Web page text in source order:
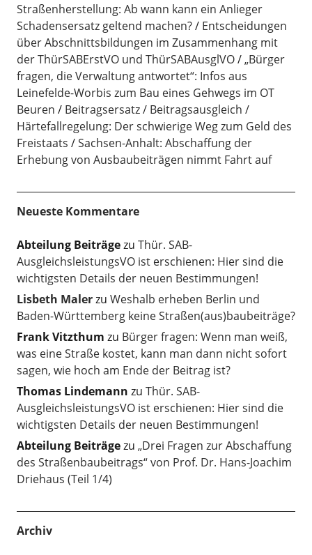
Straßenherstellung: Ab wann kann ein Anlieger
Schadensersatz geltend machen?
Entscheidungen
über Abschnittsbildungen im Zusammenhang mit
der ThürSABErstVO und ThürSABAusglVO
„Bürger
fragen, die Verwaltung antwortet“: Infos aus
Leinefelde-Worbis zum Bau eines Gehwegs im OT
Beuren
Beitragsersatz / Beitragsausgleich /
Härtefallregelung: Der schwierige Weg zum Geld des
Freistaats
Sachsen-Anhalt: Abschaffung der
Erhebung von Ausbaubeiträgen nimmt Fahrt auf
Neueste Kommentare
Abteilung Beiträgezu Thür. SAB-
AusgleichsleistungsVO ist erschienen: Hier sind die
wichtigsten Details der neuen Bestimmungen!
Lisbeth Malerzu Weshalb erheben Berlin und
Baden-Württemberg keine Straßen(aus)baubeiträge?
Frank Vitzthum zu Bürger fragen: Wenn man weiß,
was eine Straße kostet, kann man dann nicht sofort
sagen, wie hoch am Ende der Beitrag ist?
Thomas Lindemann zu Thür. SAB-
AusgleichsleistungsVO ist erschienen: Hier sind die
wichtigsten Details der neuen Bestimmungen!
Abteilung Beiträgezu „Drei Fragen zur Abschaffung
des Straßenbaubeitrags“ von Prof. Dr. Hans-Joachim
Driehaus (Teil 1/4)
Archiv